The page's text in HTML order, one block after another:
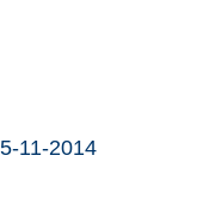
11-2014